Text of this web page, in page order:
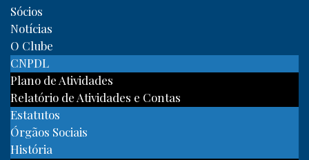
Sócios
Notícias
O Clube
CNPDL
Plano de Atividades
Relatório de Atividades e Contas
Estatutos
Órgãos Sociais
História